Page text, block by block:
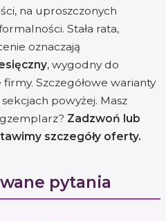
na uproszczonych
Stała rata,
oznaczają
, wygodny do
Szczegółowe warianty
powyżej. Masz
Zadzwoń lub
szczegóły oferty.
pytania